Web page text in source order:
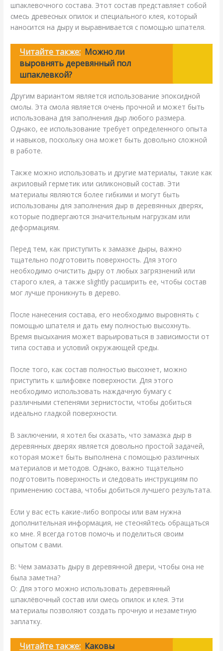
шпаклевочного состава. Этот состав представляет собой
смесь древесных опилок и специального клея, который
наносится на дыру и выравнивается с помощью шпателя.
Читайте также: Можно ли
выровнять деревянный пол
шпаклевкой?
Другим вариантом является использование эпоксидной
смолы. Эта смола является очень прочной и может быть
использована для заполнения дыр любого размера.
Однако, ее использование требует определенного опыта
и навыков, поскольку она может быть довольно сложной
в работе.
Также можно использовать и другие материалы, такие как
акриловый герметик или силиконовый состав. Эти
материалы являются более гибкими и могут быть
использованы для заполнения дыр в деревянных дверях,
которые подвергаются значительным нагрузкам или
деформациям.
Перед тем, как приступить к замазке дыры, важно
тщательно подготовить поверхность. Для этого
необходимо очистить дыру от любых загрязнений или
старого клея, а также slightly расширить ее, чтобы состав
мог лучше проникнуть в дерево.
После нанесения состава, его необходимо выровнять с
помощью шпателя и дать ему полностью высохнуть.
Время высыхания может варьироваться в зависимости от
типа состава и условий окружающей среды.
После того, как состав полностью высохнет, можно
приступить к шлифовке поверхности. Для этого
необходимо использовать наждачную бумагу с
различными степенями зернистости, чтобы добиться
идеально гладкой поверхности.
В заключении, я хотел бы сказать, что замазка дыр в
деревянных дверях является довольно простой задачей,
которая может быть выполнена с помощью различных
материалов и методов. Однако, важно тщательно
подготовить поверхность и следовать инструкциям по
применению состава, чтобы добиться лучшего результата.
Если у вас есть какие-либо вопросы или вам нужна
дополнительная информация, не стесняйтесь обращаться
ко мне. Я всегда готов помочь и поделиться своим
опытом с вами.
В: Чем замазать дыру в деревянной двери, чтобы она не
была заметна?
О: Для этого можно использовать деревянный
шпаклёвочный состав или смесь опилок и клея. Эти
материалы позволяют создать прочную и незаметную
заплатку.
Читайте также: Каковы